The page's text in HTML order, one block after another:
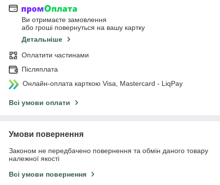
Ви отримаєте замовлення
або гроші повернуться на вашу картку
Детальніше
Оплатити частинами
Післяплата
Онлайн-оплата карткою Visa, Mastercard - LiqPay
Всі умови оплати
Умови повернення
Законом не передбачено повернення та обмін даного товару
належної якості
Всі умови повернення